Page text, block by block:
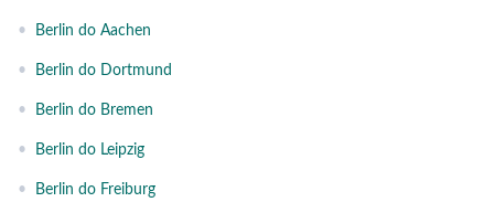
• Berlin do Aachen
• Berlin do Dortmund
• Berlin do Bremen
• Berlin do Leipzig
• Berlin do Freiburg